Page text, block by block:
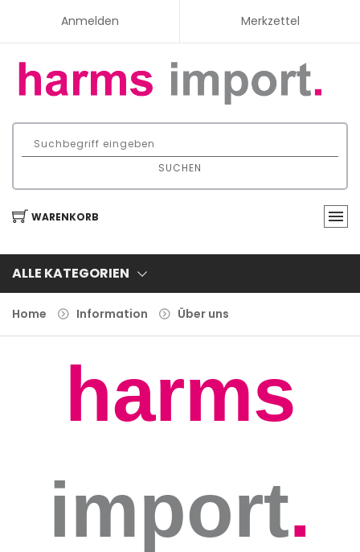
Anmelden Merkzettel
SUCHEN
WARENKORB
ALLE KATEGORIEN
Home Information Über uns
harms
import.